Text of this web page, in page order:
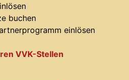
buchen
einlösen
VVK-Stellen